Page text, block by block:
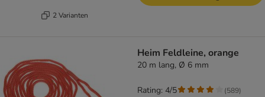
2 Varianten
Heim Feldleine, orange
20 m lang, Ø 6 mm
Rating: 4/5 (589)